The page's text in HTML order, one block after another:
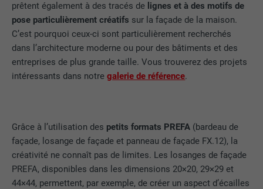
prêtent également à des tracés de lignes et à des motifs de
pose particulièrement créatifs sur la façade de la maison.
C’est pourquoi ceux-ci sont particulièrement recherchés
dans l’architecture moderne ou pour des bâtiments et des
entreprises de plus grande taille. Vous trouverez des projets
intéressants dans notregalerie de référence.
Grâce à l’utilisation des petits formats PREFA (bardeau de
façade, losange de façade et panneau de façade FX.12), la
créativité ne connaît pas de limites. Les losanges de façade
PREFA, disponibles dans les dimensions 20×20, 29×29 et
44×44, permettent, par exemple, de créer un aspect d’écailles